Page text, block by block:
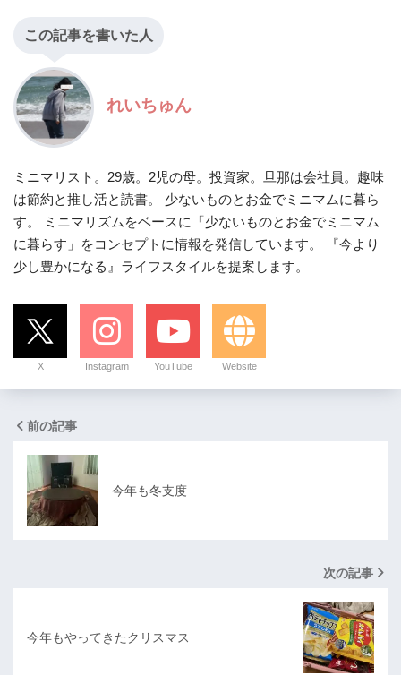
この記事を書いた人
れいちゅん
ミニマリスト。29歳。2児の母。投資家。旦那は会社員。趣味
は節約と推し活と読書。 少ないものとお金でミニマムに暮ら
す。 ミニマリズムをベースに「少ないものとお金でミニマム
に暮らす」をコンセプトに情報を発信しています。 『今より
少し豊かになる』ライフスタイルを提案します。
X Instagram YouTube Website
前の記事
今年も冬支度
次の記事
今年もやってきたクリスマス